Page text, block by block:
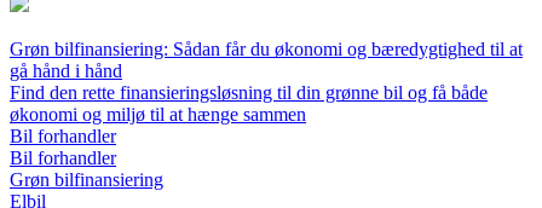
Grøn bilfinansiering: Sådan får du økonomi og bæredygtighed til at
gå hånd i hånd
Find den rette finansieringsløsning til din grønne bil og få både
økonomi og miljø til at hænge sammen
Bil forhandler
Bil forhandler
Grøn bilfinansiering
Elbil